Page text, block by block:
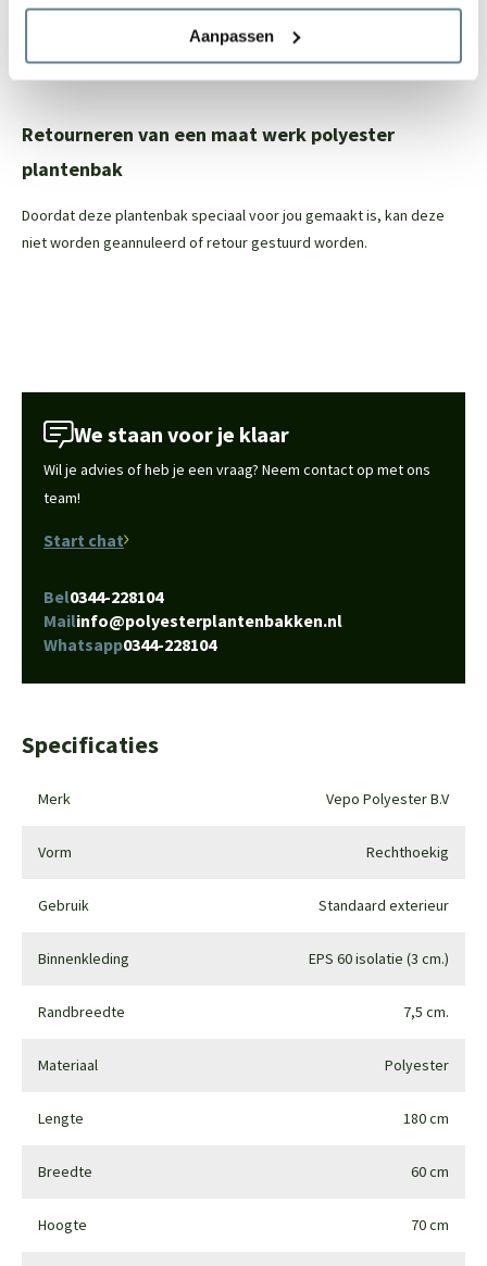
Aanpassen
je eenvoudig je polyester plantenbak en zorg je ervoor dat de jouw
plantenbak er na van loop van tijd weer als nieuw uit gaat zien. In
deze set zit eenCleaneren eenCoating spray.
Retourneren van een maat werk polyester
plantenbak
Doordat deze plantenbak speciaal voor jou gemaakt is, kan deze
niet worden geannuleerd of retour gestuurd worden.
We staan voor je klaar
Wil je advies of heb je een vraag? Neem contact op met ons
team!
Start chat
Bel0344-228104
Mailinfo@polyesterplantenbakken.nl
Whatsapp0344-228104
Specificaties
Merk Vepo Polyester B.V
Vorm Rechthoekig
Gebruik Standaard exterieur
Binnenkleding EPS 60 isolatie (3 cm.)
Randbreedte 7,5 cm.
Materiaal Polyester
Lengte 180 cm
Breedte 60 cm
Hoogte 70 cm